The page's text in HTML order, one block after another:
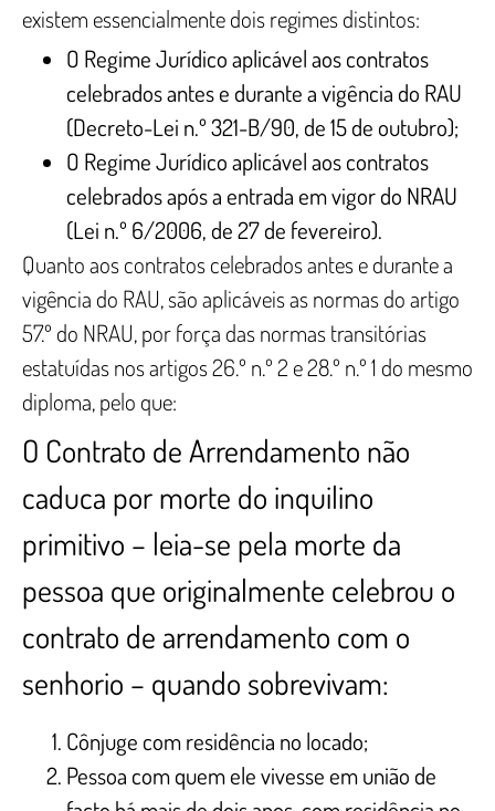
existem essencialmente dois regimes distintos:
O Regime Jurídico aplicável aos contratos
celebrados antes e durante a vigência do RAU
(Decreto-Lei n.º 321-B/90, de 15 de outubro);
O Regime Jurídico aplicável aos contratos
celebrados após a entrada em vigor do NRAU
(Lei n.º 6/2006, de 27 de fevereiro).
Quanto aos contratos celebrados antes e durante a
vigência do RAU, são aplicáveis as normas do artigo
57.º do NRAU, por força das normas transitórias
estatuídas nos artigos 26.º n.º 2 e 28.º n.º 1 do mesmo
diploma, pelo que:
O Contrato de Arrendamento não
caduca por morte do inquilino
primitivo – leia-se pela morte da
pessoa que originalmente celebrou o
contrato de arrendamento com o
senhorio – quando sobrevivam:
Cônjuge com residência no locado;
Pessoa com quem ele vivesse em união de